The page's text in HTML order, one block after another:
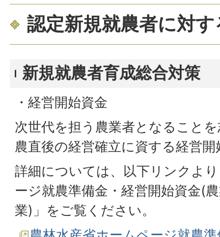
認定新規就農者に対
新規就農者育成総合対策
・経営開始資金
次世代を担う農業者となること
農直後の経営確立に資する経営
詳細については、以下リンクよ
ージ就農準備金・経営開始資金(
業)」をご覧ください。